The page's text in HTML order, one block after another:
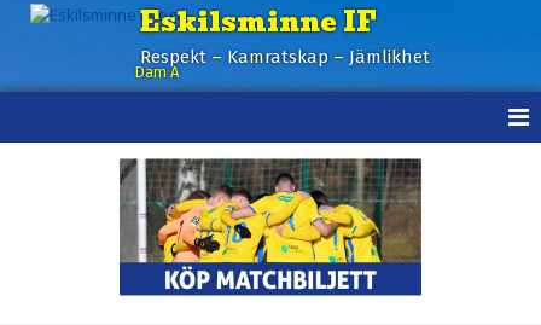
Eskilsminne IF
Respekt – Kamratskap – Jämlikhet
Dam A